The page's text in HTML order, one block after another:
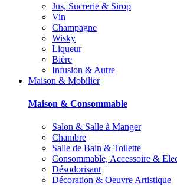
Jus, Sucrerie & Sirop
Vin
Champagne
Wisky
Liqueur
Bière
Infusion & Autre
Maison & Mobilier
Maison & Consommable
Salon & Salle à Manger
Chambre
Salle de Bain & Toilette
Consommable, Accessoire &
Désodorisant
Décoration & Oeuvre Artistique